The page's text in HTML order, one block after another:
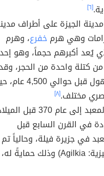
[٦]
الجيزة على أطراف
وهي هرمخفرع، وهرم
يُعد أكبرهم حجماً، وهو
كتلة واحدة من الحجر،
تم بناء هذه الأهرامات وأبو الهول قبل
مختلف.[٨]
يعود تاريخ هذا المعبد إلى عام 370 قبل
في القرن السابع قبل
في جزيرة فيلة، وحالياً تم
نقله إلى جزيرة أجيلكيا (بالإنجليزية: Agilkia) وذلك حمايةً له،